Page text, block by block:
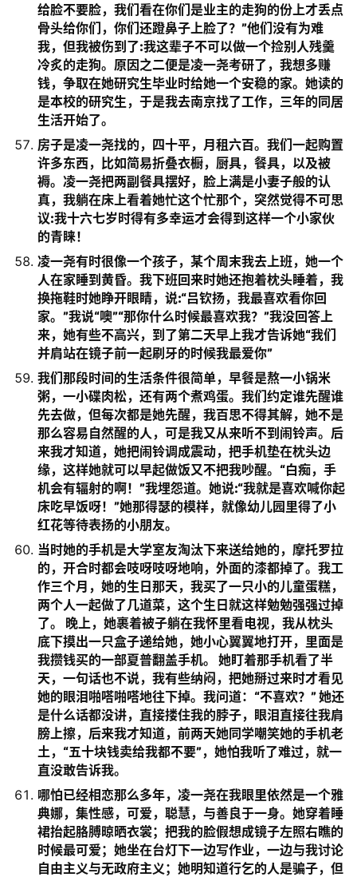
给脸不要脸，我们看在你们是业主的走狗的份上才丢点
骨头给你们，你们还蹬鼻子上脸了？”他们没有为难
我，但我被伤到了:我这辈子不可以做一个捡别人残羹
冷炙的走狗。原因之二便是凌一尧考研了，我想多赚
钱，争取在她研究生毕业时给她一个安稳的家。她读的
是本校的研究生，于是我去南京找了工作，三年的同居
生活开始了。
房子是凌一尧找的，四十平，月租六百。我们一起购置
许多东西，比如简易折叠衣橱，厨具，餐具，以及被
褥。凌一尧把两副餐具摆好，脸上满是小妻子般的认
真，我躺在床上看着她忙这个忙那个，突然觉得不可思
议:我十六七岁时得有多幸运才会得到这样一个小家伙
的青睐！
凌一尧有时很像一个孩子，某个周末我去上班，她一个
人在家睡到黄昏。我下班回来时她还抱着枕头睡着，我
换拖鞋时她睁开眼睛，说:“吕钦扬，我最喜欢看你回
家。”我说“噢”“那你什么时候最喜欢我？”我没回答上
来，她有些不高兴，到了第二天早上我才告诉她“我们
并肩站在镜子前一起刷牙的时候我最爱你”
我们那段时间的生活条件很简单，早餐是熬一小锅米
粥，一小碟肉松，还有两个煮鸡蛋。我们约定谁先醒谁
先去做，但每次都是她先醒，我百思不得其解，她不是
那么容易自然醒的人，可是我又从来听不到闹铃声。后
来我才知道，她把闹铃调成震动，把手机垫在枕头边
缘，这样她就可以早起做饭又不把我吵醒。“白痴，手
机会有辐射的啊！”我埋怨道。她说:“我就是喜欢喊你起
床吃早饭呀！”她那得瑟的模样，就像幼儿园里得了小
红花等待表扬的小朋友。
当时她的手机是大学室友淘汰下来送给她的，摩托罗拉
的，开合时都会吱呀吱呀地响，外面的漆都掉了。我工
作三个月，她的生日那天，我买了一只小的儿童蛋糕，
两个人一起做了几道菜，这个生日就这样勉勉强强过掉
了。 晚上，她裹着被子躺在我怀里看电视，我从枕头
底下摸出一只盒子递给她，她小心翼翼地打开，里面是
我攒钱买的一部夏普翻盖手机。 她盯着那手机看了半
天，一句话也不说，我有些纳闷，把她掰过来时才看见
她的眼泪啪嗒啪嗒地往下掉。我问道：“不喜欢？” 她还
是什么话都没讲，直接搂住我的脖子，眼泪直接往我肩
膀上擦，后来我才知道，前两天她同学嘲笑她的手机老
土，“五十块钱卖给我都不要”，她怕我听了难过，就一
直没敢告诉我。
哪怕已经相恋那么多年，凌一尧在我眼里依然是一个雅
典娜，集性感，可爱，聪慧，与善良于一身。她穿着睡
裙抬起胳膊晾晒衣裳；把我的脸假想成镜子左照右瞧的
时候最可爱；她坐在台灯下一边写作业，一边与我讨论
自由主义与无政府主义；她明知道行乞的人是骗子，但